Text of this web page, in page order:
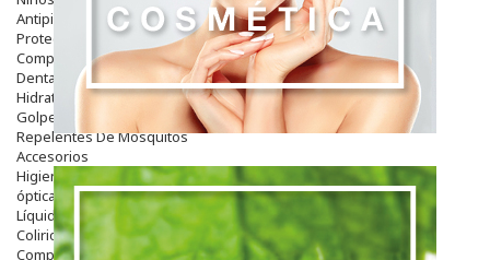
Antipiojos
Protección Solar
Complementos Alimentarios
Dentales
Hidratantes
Golpes Y Hematomas
Repelentes De Mosquitos
Accesorios
Higiene
óptica
Líquidos Lentillas
Colirios
Complementos Alimentarios.